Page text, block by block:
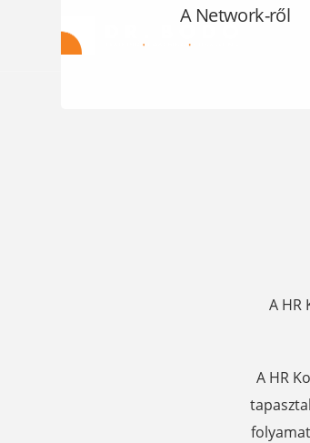
A Network-ről
A HR
A HR